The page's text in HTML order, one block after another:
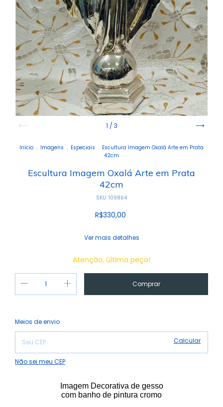
1 / 3
Início . Imagens . Especiais . Escultura Imagem Oxalá Arte em Prata
42cm
Escultura Imagem Oxalá Arte em Prata
42cm
SKU: 109864
R$330,00
Ver mais detalhes
Atenção, última peça!
Entregas para o CEP:
Meios de envio
Calcular
Não sei meu CEP
Imagem Decorativa de gesso
com banho de pintura cromo